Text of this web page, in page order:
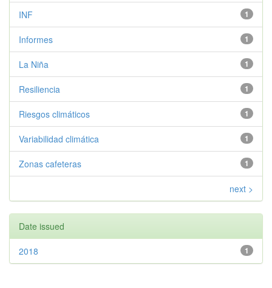
1
INF
1
Informes
1
La Niña
1
Resiliencia
1
Riesgos climáticos
1
Variabilidad climática
1
Zonas cafeteras
next >
Date issued
1
2018